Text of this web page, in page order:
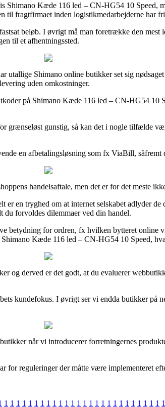
Shimano Kæde 116 led – CN-HG54 10
til fragtfirmaet inden logistikmedarbejderne har
beløb. I øvrigt må man foretrække den
til et afhentningssted.
utallige Shimano online butikker set sig
uden omkostninger.
på Shimano Kæde 116 led – CN-HG54 10
grænseløst gunstig, så kan det i nogle tilfælde
en afbetalingsløsning som fx ViaBill,
handelsaftale, men det er for det meste
en tryghed om at internet selskabet adlyder
du forvoldes dilemmaer ved din handel.
betydning for ordren, fx hvilken bytteret online
Kæde 116 led – CN-HG54 10 Speed,
og derved er det godt, at du evaluerer
kundefokus. I øvrigt ser vi endda butikker på
når vi introducerer forretningernes
reguleringer der måtte være implementeret
1 1 1 1 1 1 1 1 1 1 1 1 1 1 1 1 1 1 1 1 1 1 1 1 1 1 1